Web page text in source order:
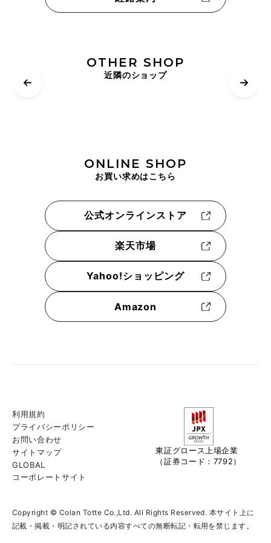
OTHER SHOP
近隣のショップ
ONLINE SHOP
お買い求めはこちら
公式オンラインストア
楽天市場
Yahoo!ショッピング
Amazon
利用規約
プライバシーポリシー
お問い合わせ
サイトマップ
GLOBAL
コーポレートサイト
東証グロース上場企業
（証券コード：7792）
Copyright © Colan Totte Co.,Ltd. All Rights Reserved. 本サイト上に
記載・掲載・明記されている内容すべての無断転記・転用を禁じます。